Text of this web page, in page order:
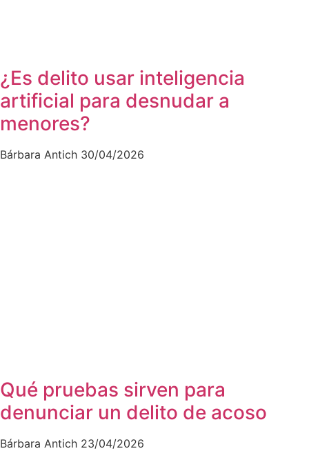
¿Es delito usar inteligencia
artificial para desnudar a
menores?
Bárbara Antich 30/04/2026
Qué pruebas sirven para
denunciar un delito de acoso
Bárbara Antich 23/04/2026